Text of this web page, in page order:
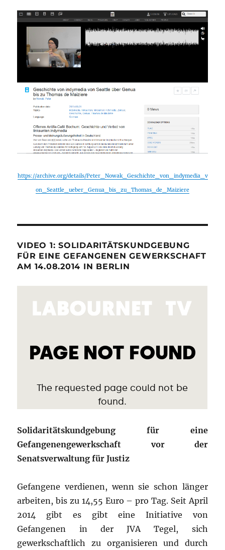
https://archive.org/details/Peter_Nowak_Geschichte_von_indymedia_v
on_Seattle_ueber_Genua_bis_zu_Thomas_de_Maiziere
VIDEO 1: SOLIDARITÄTSKUNDGEBUNG
FÜR EINE GEFANGENEN GEWERKSCHAFT
AM 14.08.2014 IN BERLIN
Solidaritätskundgebung für eine
Gefangenengewerkschaft vor der
Senatsverwaltung für Justiz
Gefangene verdienen, wenn sie schon länger
arbeiten, bis zu 14,55 Euro – pro Tag. Seit April
2014 gibt es gibt eine Initiative von
Gefangenen in der JVA Tegel, sich
gewerkschaftlich zu organisieren und durch